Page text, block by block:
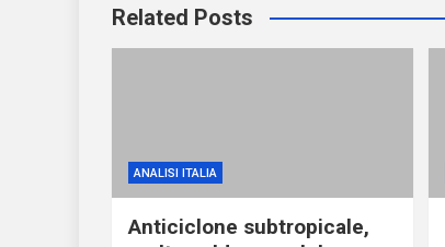
Related Posts
ANALISI ITALIA
Anticiclone subtropicale,